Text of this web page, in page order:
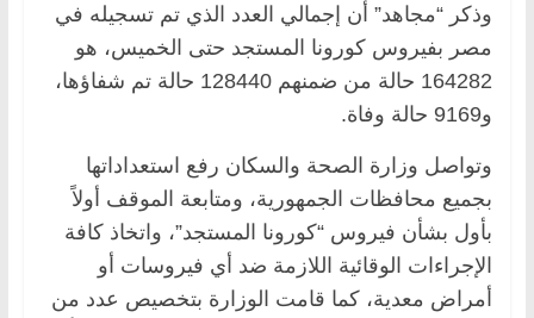
وذكر “مجاهد” أن إجمالي العدد الذي تم تسجيله في
مصر بفيروس كورونا المستجد حتى الخميس، هو
164282 حالة من ضمنهم 128440 حالة تم شفاؤها،
و9169 حالة وفاة.
وتواصل وزارة الصحة والسكان رفع استعداداتها
بجميع محافظات الجمهورية، ومتابعة الموقف أولاً
بأول بشأن فيروس “كورونا المستجد”، واتخاذ كافة
الإجراءات الوقائية اللازمة ضد أي فيروسات أو
أمراض معدية، كما قامت الوزارة بتخصيص عدد من